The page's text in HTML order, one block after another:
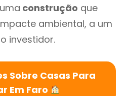
construção que
ambiental, a um
investidor.
Sobre Casas Para
Em Faro